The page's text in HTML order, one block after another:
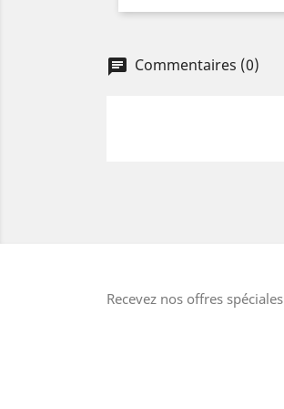
Commentaires (0)
Recevez nos offres spéciales